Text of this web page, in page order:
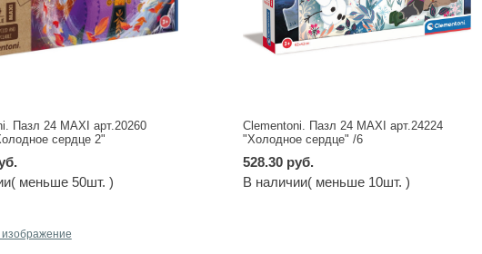
Пазл 24 MAXI арт.20260
сердце 2"
меньше 50шт. )
Clementoni. Пазл 24 MAXI арт.24224
"Холодное сердце" /6
528.30 руб.
В наличии( меньше 10шт. )
изображение